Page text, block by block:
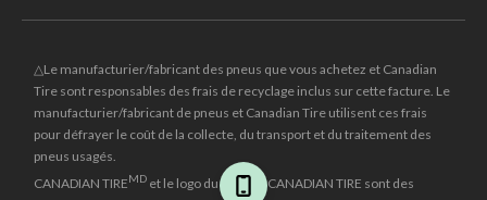
△Le manufacturier/fabricant des pneus que vous achetez et Canadian
Tire sont responsables des frais de recyclage inclus sur cette facture. Le
manufacturier/fabricant de pneus et Canadian Tire utilisent ces frais
pour défrayer le coût de la collecte, du transport et du traitement des
pneus usagés.
CANADIAN TIREMD et le logo du triangle CANADIAN TIRE sont des